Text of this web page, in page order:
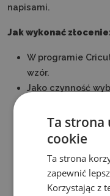
napisami.
Jak wykonać
W programie
wzór.
Jako czynność
Na macie naklej
na nim
Upewnij się, że
pofalowana.
Ta strona
cookie
Ta strona
zapewnić
Korzystając z